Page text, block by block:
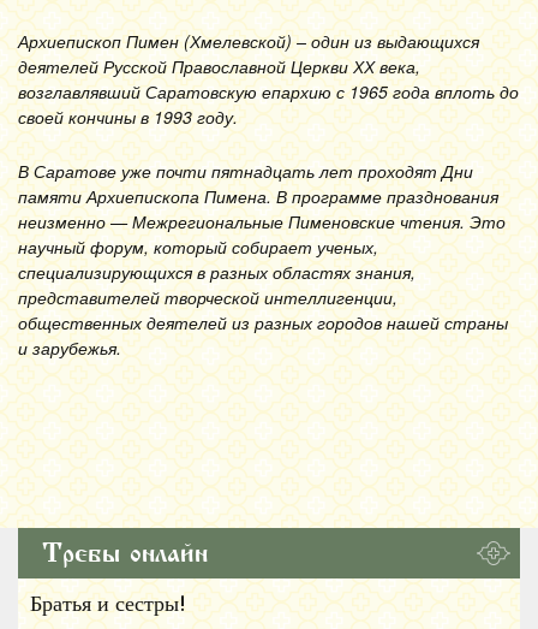
Архиепископ Пимен (Хмелевской) – один из выдающихся
деятелей Русской Православной Церкви ХХ века,
возглавлявший Саратовскую епархию с 1965 года вплоть до
своей кончины в 1993 году.
В Саратове уже почти пятнадцать лет проходят Дни
памяти Архиепископа Пимена. В программе празднования
неизменно — Межрегиональные Пименовские чтения. Это
научный форум, который собирает ученых,
специализирующихся в разных областях знания,
представителей творческой интеллигенции,
общественных деятелей из разных городов нашей страны
и зарубежья.
Требы онлайн
Братья и сестры!